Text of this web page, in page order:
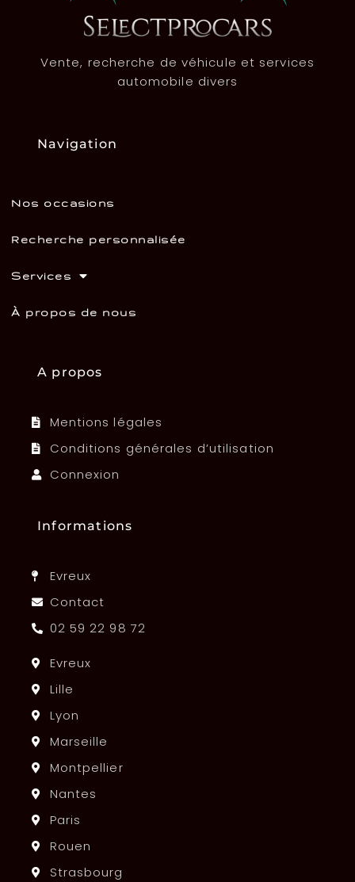
Vente, recherche de véhicule et services
automobile divers
Navigation
Nos occasions
Recherche personnalisée
Services
À propos de nous
A propos
Mentions légales
Conditions générales d’utilisation
Connexion
Informations
Evreux
Contact
02 59 22 98 72
Evreux
Lille
Lyon
Marseille
Montpellier
Nantes
Paris
Rouen
Strasbourg